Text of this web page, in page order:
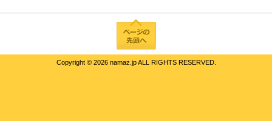
Copyright © 2026 namaz.jp ALL RIGHTS RESERVED.